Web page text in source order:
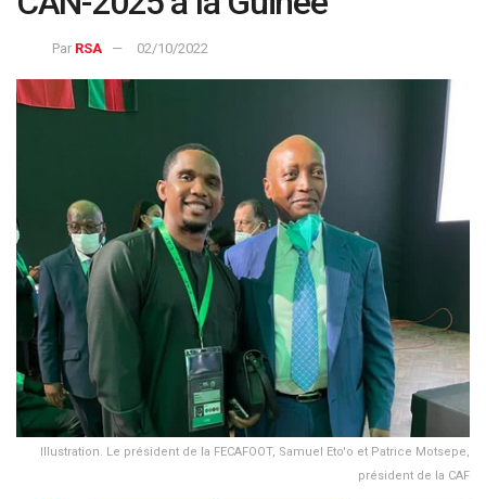
Par RSA 02/10/2022
Illustration. Le président de la FECAFOOT, Samuel Eto'o et Patrice Motsepe,
président de la CAF